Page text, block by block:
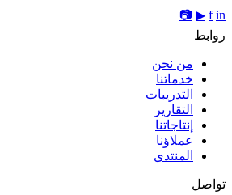
f in
▶
📷
روابط
من نحن
خدماتنا
التدريبات
التقارير
إنتاجاتنا
عملاؤنا
المنتدى
تواصل